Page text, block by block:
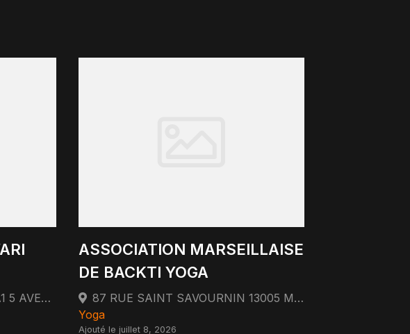
RES STE MARGUERITE BT A1 5 AVENUE VITON 13009 MARSEILLE
ASSOCIATION MARSEILLAISE
DE BACKTI YOGA
87 RUE SAINT SAVOURNIN 13005 MARSEILLE
Yoga
Ajouté le juillet 8, 2026